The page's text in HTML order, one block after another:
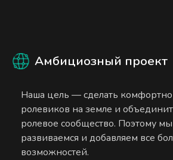
Амбициозный проект
Наша цель — сделать
ролевиков на земле и
ролевое сообщество. Поэтому
развиваемся и добавляем все
возможностей.